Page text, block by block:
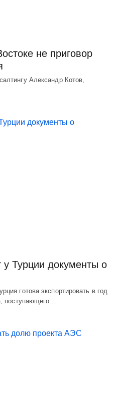
не приговор
Александр Котов,
Турции документы о
готова экспортировать в год
поступающего…